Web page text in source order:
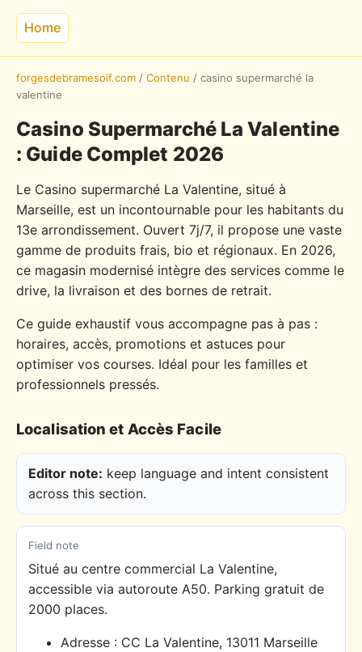
Home
forgesdebramesoif.com / Contenu / casino supermarché la
valentine
Casino Supermarché La Valentine
: Guide Complet 2026
Le Casino supermarché La Valentine, situé à
Marseille, est un incontournable pour les habitants du
13e arrondissement. Ouvert 7j/7, il propose une vaste
gamme de produits frais, bio et régionaux. En 2026,
ce magasin modernisé intègre des services comme le
drive, la livraison et des bornes de retrait.
Ce guide exhaustif vous accompagne pas à pas :
horaires, accès, promotions et astuces pour
optimiser vos courses. Idéal pour les familles et
professionnels pressés.
Localisation et Accès Facile
Editor note: keep language and intent consistent
across this section.
Field note
Situé au centre commercial La Valentine,
accessible via autoroute A50. Parking gratuit de
2000 places.
Adresse : CC La Valentine, 13011 Marseille